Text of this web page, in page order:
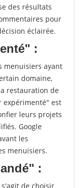
des résultats
pour
éclairée.
:
menuisiers ayant
domaine,
restauration de
expérimenté" est
leurs projets
Google
les
menuisiers.
:
de choisir